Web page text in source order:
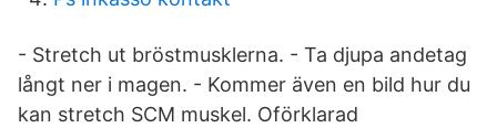
- Stretch ut bröstmusklerna. - Ta djupa andetag
långt ner i magen. - Kommer även en bild hur du
kan stretch SCM muskel. Oförklarad